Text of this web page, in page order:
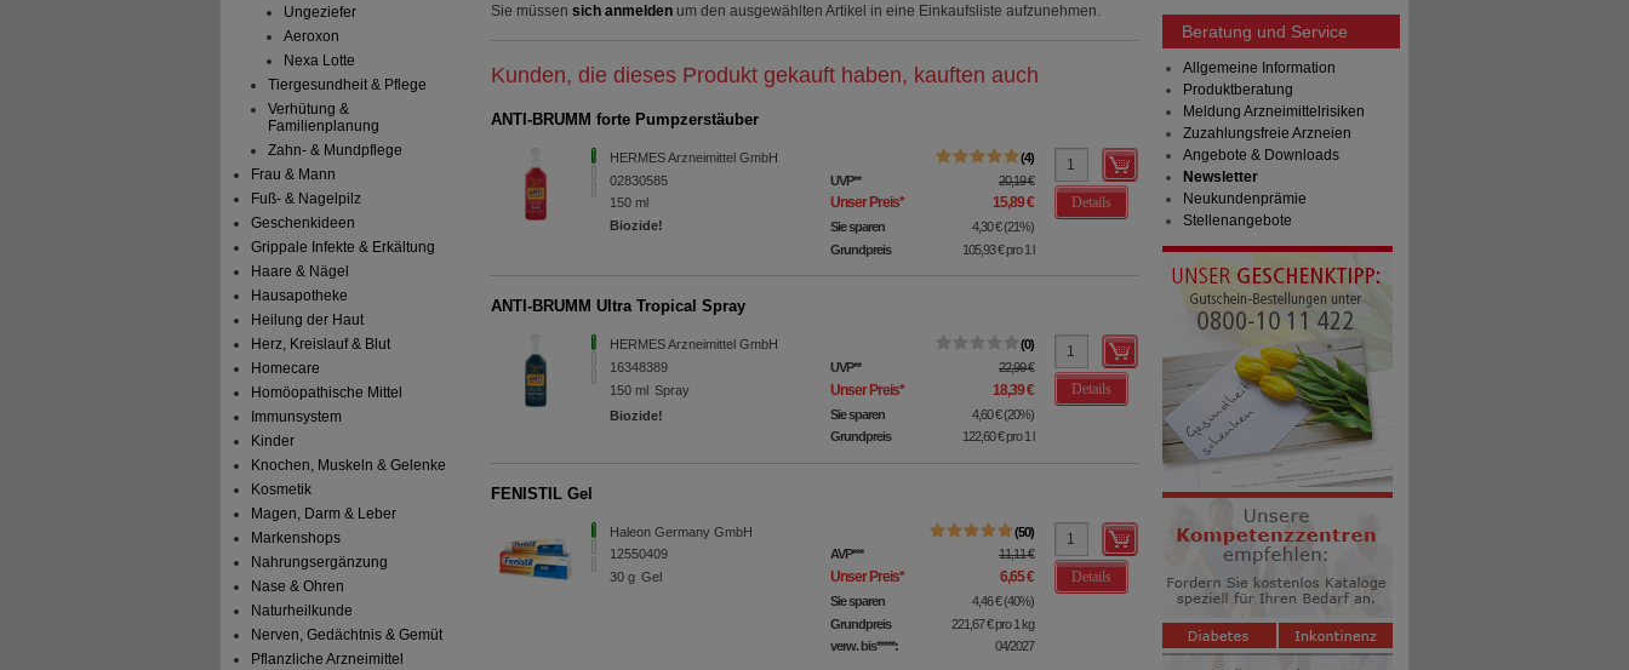
Ungeziefer
Aeroxon
Nexa Lotte
Tiergesundheit & Pflege
Verhütung &
Familienplanung
Zahn- & Mundpflege
Frau & Mann
Fuß- & Nagelpilz
Geschenkideen
Grippale Infekte & Erkältung
Haare & Nägel
Hausapotheke
Heilung der Haut
Herz, Kreislauf & Blut
Homecare
Homöopathische Mittel
Immunsystem
Kinder
Knochen, Muskeln & Gelenke
Kosmetik
Magen, Darm & Leber
Markenshops
Nahrungsergänzung
Nase & Ohren
Naturheilkunde
Nerven, Gedächtnis & Gemüt
Pflanzliche Arzneimittel
Sie müssen sich anmelden um den ausgewählten Artikel in eine Einkaufsliste aufzunehmen.
Kunden, die dieses Produkt gekauft haben, kauften auch
ANTI-BRUMM forte Pumpzerstäuber
HERMES Arzneimittel GmbH
02830585
150 ml
Biozide!
4
UVP** 20,19 €
Unser Preis* 15,89 €
Sie sparen 4,30 €(21%)
Grundpreis
105,93 €pro 1 l
Details
ANTI-BRUMM Ultra Tropical Spray
HERMES Arzneimittel GmbH
16348389
150 ml Spray
Biozide!
0
UVP** 22,99 €
Unser Preis* 18,39 €
Sie sparen 4,60 €(20%)
Grundpreis
122,60 €pro 1 l
Details
FENISTIL Gel
Haleon Germany GmbH
12550409
30g Gel
50
AVP*** 11,11 €
Unser Preis* 6,65 €
Sie sparen 4,46 €(40%)
Grundpreis
221,67 €pro 1 kg
verw. bis*****:
04/2027
Details
Beratung und Service
Allgemeine Information
Produktberatung
Meldung Arzneimittelrisiken
Zuzahlungsfreie Arzneien
Angebote & Downloads
Newsletter
Neukundenprämie
Stellenangebote